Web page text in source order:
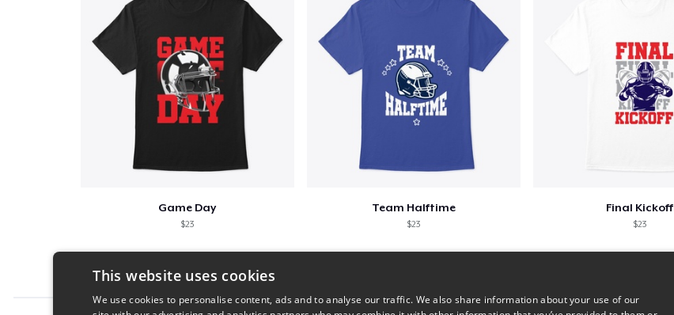
Game Day
$23
Team Halftime
$23
Final Kickoff
$23
This website uses cookies
We use cookies to personalise content, ads and to analyse our traffic. We also share information about your use of our